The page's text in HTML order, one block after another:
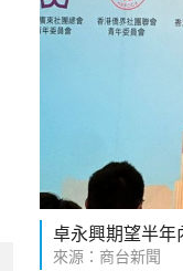
卓永興期望半
來源：商台新聞